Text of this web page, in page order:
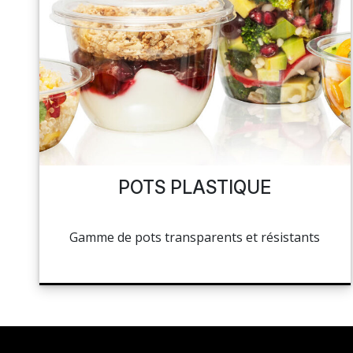
POTS PLASTIQUE
Gamme de pots transparents et résistants